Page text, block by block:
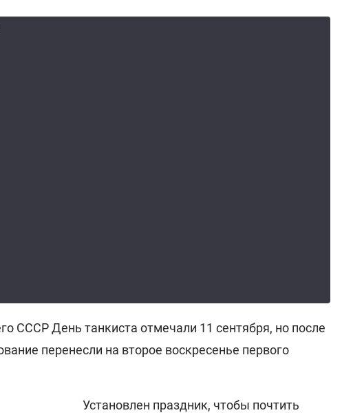
СССР День танкиста отмечали 11 сентября, но после
перенесли на второе воскресенье первого
Установлен праздник, чтобы почтить